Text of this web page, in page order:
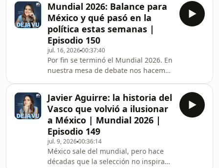
de sus orígenes. Este episodio cuenta
cómo Donald Trump pasó de ser el
heredero de un imperio inmobiliario a
convertirse en uno de los políticos
más influyentes y polémicos del
mundo. A lo largo de ese recorrido
repasa las enseñanzas de su padre,
su ascenso como empr
Mundial 2026: Balance para
México y qué pasó en la
política estas semanas |
Episodio 150
jul. 16, 202600:37:40
Por fin se terminó el Mundial 2026. En
nuestra mesa de debate nos hacemos
tanto en la cancha como fuera de
ella? ¿Y qué tramas políticas se
quedaron a medias por esta larga
“pausa de hidratación”? Como
invitados, nos acompañan Sandra
Barba, editora de la Revista de la
Universidad de México; Sebastián
Javier Aguirre: la historia del
Vasco que volvió a ilusionar
a México | Mundial 2026 |
Episodio 149
jul. 9, 202600:36:14
México sale del mundial, pero hace
décadas que la selección no inspiraba